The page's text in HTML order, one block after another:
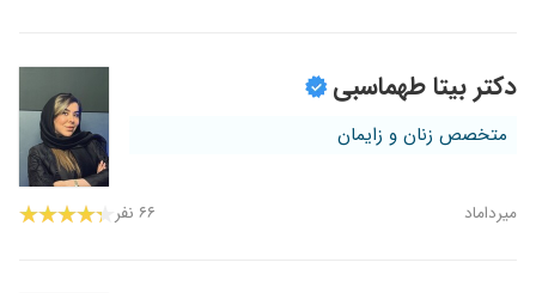
دکتر بیتا طهماسبی
متخصص زنان و زایمان
میرداماد ۶۶ نفر